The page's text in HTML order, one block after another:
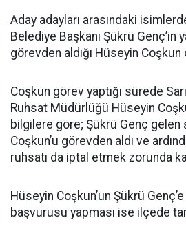
Aday adayları arasındaki
Belediye Başkanı Şükrü Genç’in
görevden aldığı Hüseyin Coşkun
Coşkun görev yaptığı sürede
Ruhsat Müdürlüğü Hüseyin
bilgilere göre; Şükrü Genç gelen
Coşkun’u görevden aldı ve
ruhsatı da iptal etmek zorunda
Hüseyin Coşkun’un Şükrü
başvurusu yapması ise ilçede